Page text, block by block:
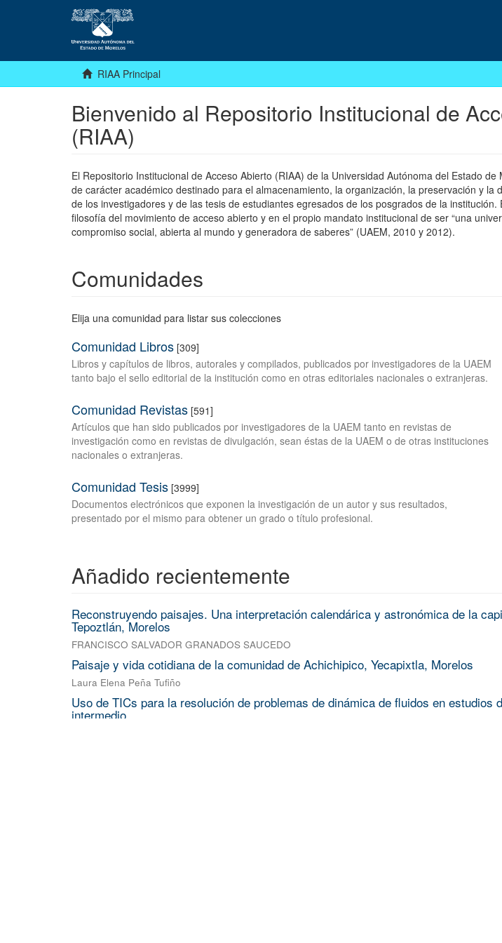
RIAA Principal
Bienvenido al Repositorio Institucional de
(RIAA)
El Repositorio Institucional de Acceso Abierto (RIAA) de la Universidad Autónoma del Estado
de carácter académico destinado para el almacenamiento, la organización, la preservación y la
de los investigadores y de las tesis de estudiantes egresados de los posgrados de la
filosofía del movimiento de acceso abierto y en el propio mandato institucional de ser “una
compromiso social, abierta al mundo y generadora de saberes” (UAEM, 2010 y 2012).
Comunidades
Elija una comunidad para listar sus colecciones
Comunidad Libros [309]
Libros y capítulos de libros, autorales y compilados, publicados por investigadores de la UAEM
tanto bajo el sello editorial de la institución como en otras editoriales nacionales o extranjeras.
Comunidad Revistas [591]
Artículos que han sido publicados por investigadores de la UAEM tanto en revistas de
investigación como en revistas de divulgación, sean éstas de la UAEM o de otras instituciones
nacionales o extranjeras.
Comunidad Tesis [3999]
Documentos electrónicos que exponen la investigación de un autor y sus resultados,
presentado por el mismo para obtener un grado o título profesional.
Añadido recientemente
Reconstruyendo paisajes. Una interpretación calendárica y astronómica de la
Tepoztlán, Morelos
FRANCISCO SALVADOR GRANADOS SAUCEDO
Paisaje y vida cotidiana de la comunidad de Achichipico, Yecapixtla, Morelos
Laura Elena Peña Tufiño
Uso de TICs para la resolución de problemas de dinámica de fluidos en estudios
intermedio